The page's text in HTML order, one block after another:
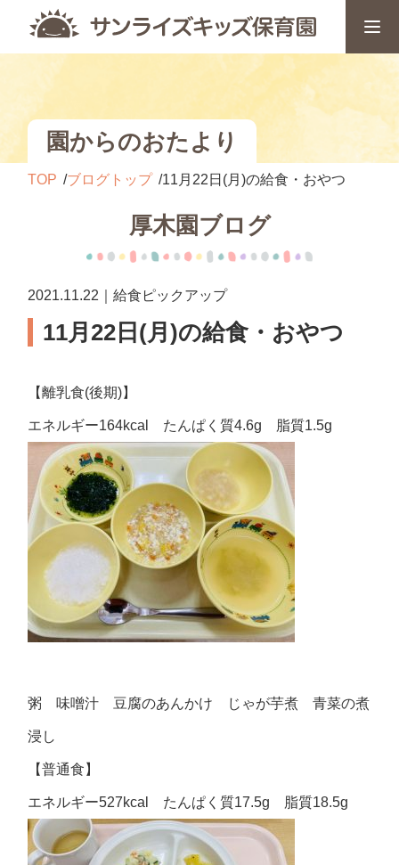
園からのおたより
TOP ブログトップ 11月22日(月)の給食・おやつ
厚木園ブログ
2021.11.22｜給食ピックアップ
11月22日(月)の給食・おやつ
【離乳食(後期)】
エネルギー164kcal たんぱく質4.6g 脂質1.5g
粥 味噌汁 豆腐のあんかけ じゃが芋煮 青菜の煮
浸し
【普通食】
エネルギー527kcal たんぱく質17.5g 脂質18.5g